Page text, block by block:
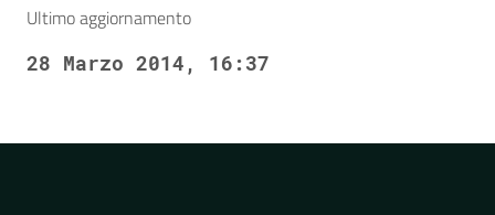
Ultimo aggiornamento
28 Marzo 2014, 16:37